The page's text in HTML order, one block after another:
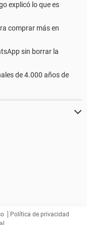
explicó lo que es
comprar más en
sin borrar la
de 4.000 años de
Política de privacidad